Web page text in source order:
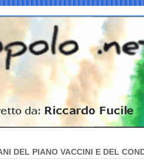
DEL PIANO VACCINI E DEL